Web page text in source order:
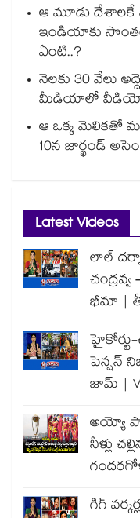
ఆ మూడు దేశాలకే
ఇండియాకు
ఏంటి..?
నెలకు 30 వేలు
మీడియాలో వీడియో
ఆ ఒక్క మెలికతో
10న జార్ఖండ్
Latest Videos
లాల్
భీమా |
పెన్షన్
జామ్ |
అయ్యో
నీళ్లు
గిగ్